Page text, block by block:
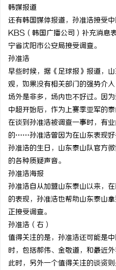
韩媒报道
还有韩国媒体报道，孙准浩接受
KBS（韩国广播公司）补充消息
宁省沈阳市公安局接受调查。
孙准浩
早些时候，据《足球报》报道，
观，如果没有相关部门的强势介
场外是非多，场内也不好过。因
中超开始后，作为上赛季亚军的
在谈到孙准浩被调查一事时，有
的……孙准浩曾因为在山东表现好
孙准浩的生日，山东泰山队官方
的各种质疑声音。
孙准浩海报
孙准浩自从加盟山东泰山以来，
的表现，孙准浩也帮助山东泰山
正接受调查。
孙准浩（右）
值得关注的是，孙准浩还可能是
时，包括郝伟、金敬道，和最近
此时，另外一个值得关注的谈资